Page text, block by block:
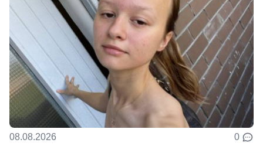
08.08.2026 0